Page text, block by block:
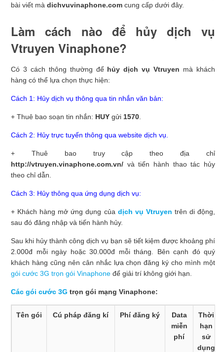
bài viết mà dichvuvinaphone.com cung cấp dưới đây.
Làm cách nào để hủy dịch vụ
Vtruyen Vinaphone?
Có 3 cách thông thường để hủy dịch vụ Vtruyen mà khách
hàng có thể lựa chọn thực hiện:
Cách 1: Hủy dịch vụ thông qua tin nhắn văn bản:
+ Thuê bao soạn tin nhắn: HUY gửi 1570
Cách 2: Hủy trực tuyến thông qua website dịch vụ.
+ Thuê bao truy cập theo địa chỉ
http://vtruyen.vinaphone.com.vn/ và tiến hành thao tác hủy
theo chỉ dẫn.
Cách 3: Hủy thông qua ứng dụng dịch vụ:
+ Khách hàng mở ứng dụng của dịch vụ Vtruyen trên di động,
sau đó đăng nhập và tiến hành hủy.
Sau khi hủy thành công dịch vụ bạn sẽ tiết kiệm được khoảng phí
2.000đ mỗi ngày hoặc 30.000đ mỗi tháng. Bên cạnh đó quý
khách hàng cũng nên cân nhắc lựa chọn đăng ký cho mình một
gói cước 3G trọn gói Vinaphone để giải trí không giới hạn.
Các gói cước 3G trọn gói mạng Vinaphone:
Tên gói Cú pháp đăng kí Phí đăng ký
Data
miễn
phí
Thời
hạn
sử
dụng